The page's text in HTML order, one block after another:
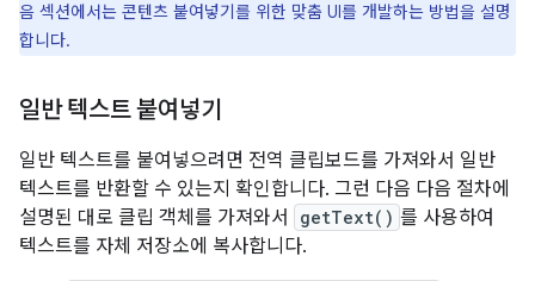
음 섹션에서는 콘텐츠 붙여넣기를 위한 맞춤 UI를 개발하는 방법을 설명
합니다.
일반 텍스트 붙여넣기
일반 텍스트를 붙여넣으려면 전역 클립보드를 가져와서 일반
텍스트를 반환할 수 있는지 확인합니다. 그런 다음 다음 절차에
설명된 대로 클립 객체를 가져와서
getText() 를 사용하여
텍스트를 자체 저장소에 복사합니다.